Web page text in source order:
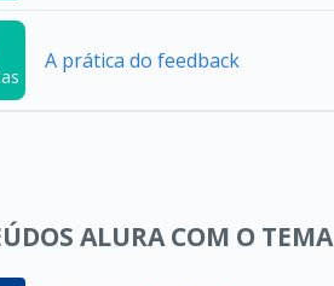
A prática do feedback
ALURA COM O TEMA